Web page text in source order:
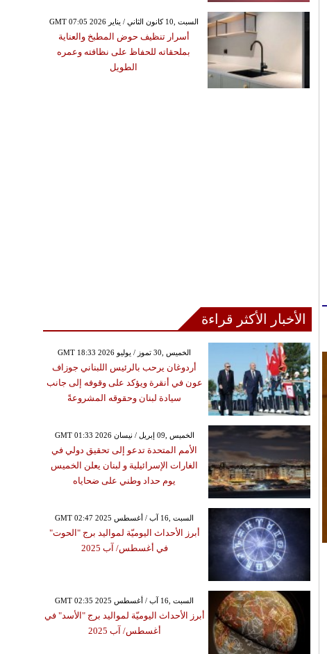
GMT 07:05 2026 السبت ,10 كانون الثاني / يناير
أسرار تنظيف حوض المطبخ والعناية
بملحقاته للحفاظ على نظافته وعمره
الطويل
الأخبار الأكثر قراءة
GMT 18:33 2026 الخميس ,30 تموز / يوليو
أردوغان يرحب بالرئيس اللبناني جوزاف
عون في أنقرة ويؤكد على وقوفه إلى جانب
سيادة لبنان وحقوقه المشروعةً
GMT 01:33 2026 الخميس ,09 إبريل / نيسان
الأمم المتحدة تدعو إلى تحقيق دولي في
الغارات الإسرائيلية و لبنان يعلن الخميس
يوم حداد وطني على ضحاياه
GMT 02:47 2025 السبت ,16 آب / أغسطس
أبرز الأحداث اليوميّة لمواليد برج "الحوت"
في أغسطس/ آب 2025
GMT 02:35 2025 السبت ,16 آب / أغسطس
أبرز الأحداث اليوميّة لمواليد برج "الأسد" في
أغسطس/ آب 2025